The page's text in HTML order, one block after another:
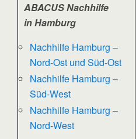
ABACUS Nachhilfe
in Hamburg
Nachhilfe Hamburg –
Nord-Ost und Süd-Ost
Nachhilfe Hamburg –
Süd-West
Nachhilfe Hamburg –
Nord-West